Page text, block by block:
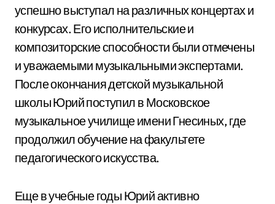
успешно выступал на различных концертах и
конкурсах. Его исполнительские и
композиторские способности были отмечены
и уважаемыми музыкальными экспертами.
После окончания детской музыкальной
школы Юрий поступил в Московское
музыкальное училище имени Гнесиных, где
продолжил обучение на факультете
педагогического искусства.
Еще в учебные годы Юрий активно